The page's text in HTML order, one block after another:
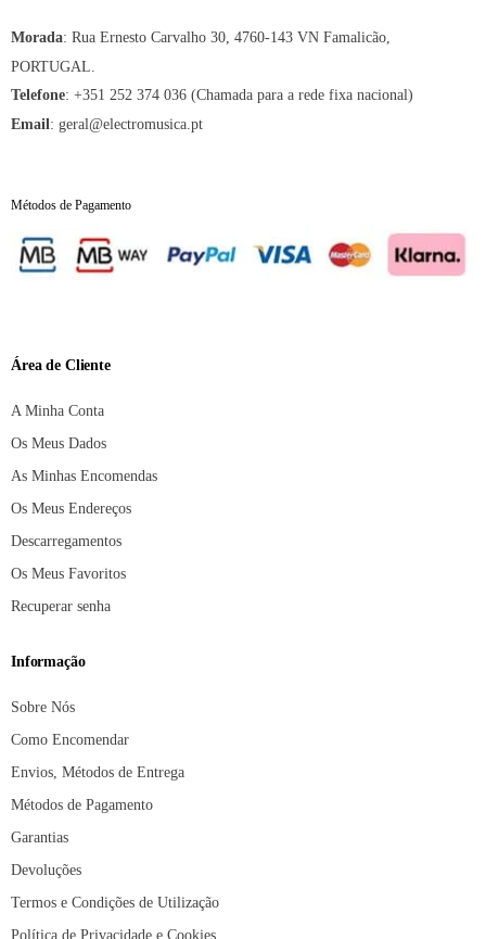
Morada: Rua Ernesto Carvalho 30, 4760-143 VN Famalicão,
PORTUGAL.
Telefone: +351 252 374 036 (Chamada para a rede fixa nacional)
Email : geral@electromusica.pt
Métodos de Pagamento
Área de Cliente
A Minha Conta
Os Meus Dados
As Minhas Encomendas
Os Meus Endereços
Descarregamentos
Os Meus Favoritos
Recuperar senha
Informação
Sobre Nós
Como Encomendar
Envios, Métodos de Entrega
Métodos de Pagamento
Garantias
Devoluções
Termos e Condições de Utilização
Política de Privacidade e Cookies